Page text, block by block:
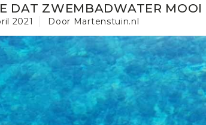
DAT ZWEMBADWATER MOOI
2021 Door Martenstuin.nl